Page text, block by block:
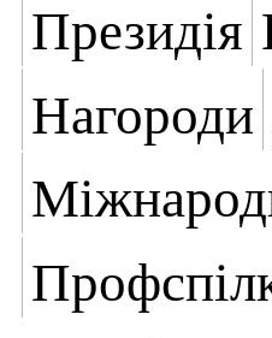
Президія
Нагороди